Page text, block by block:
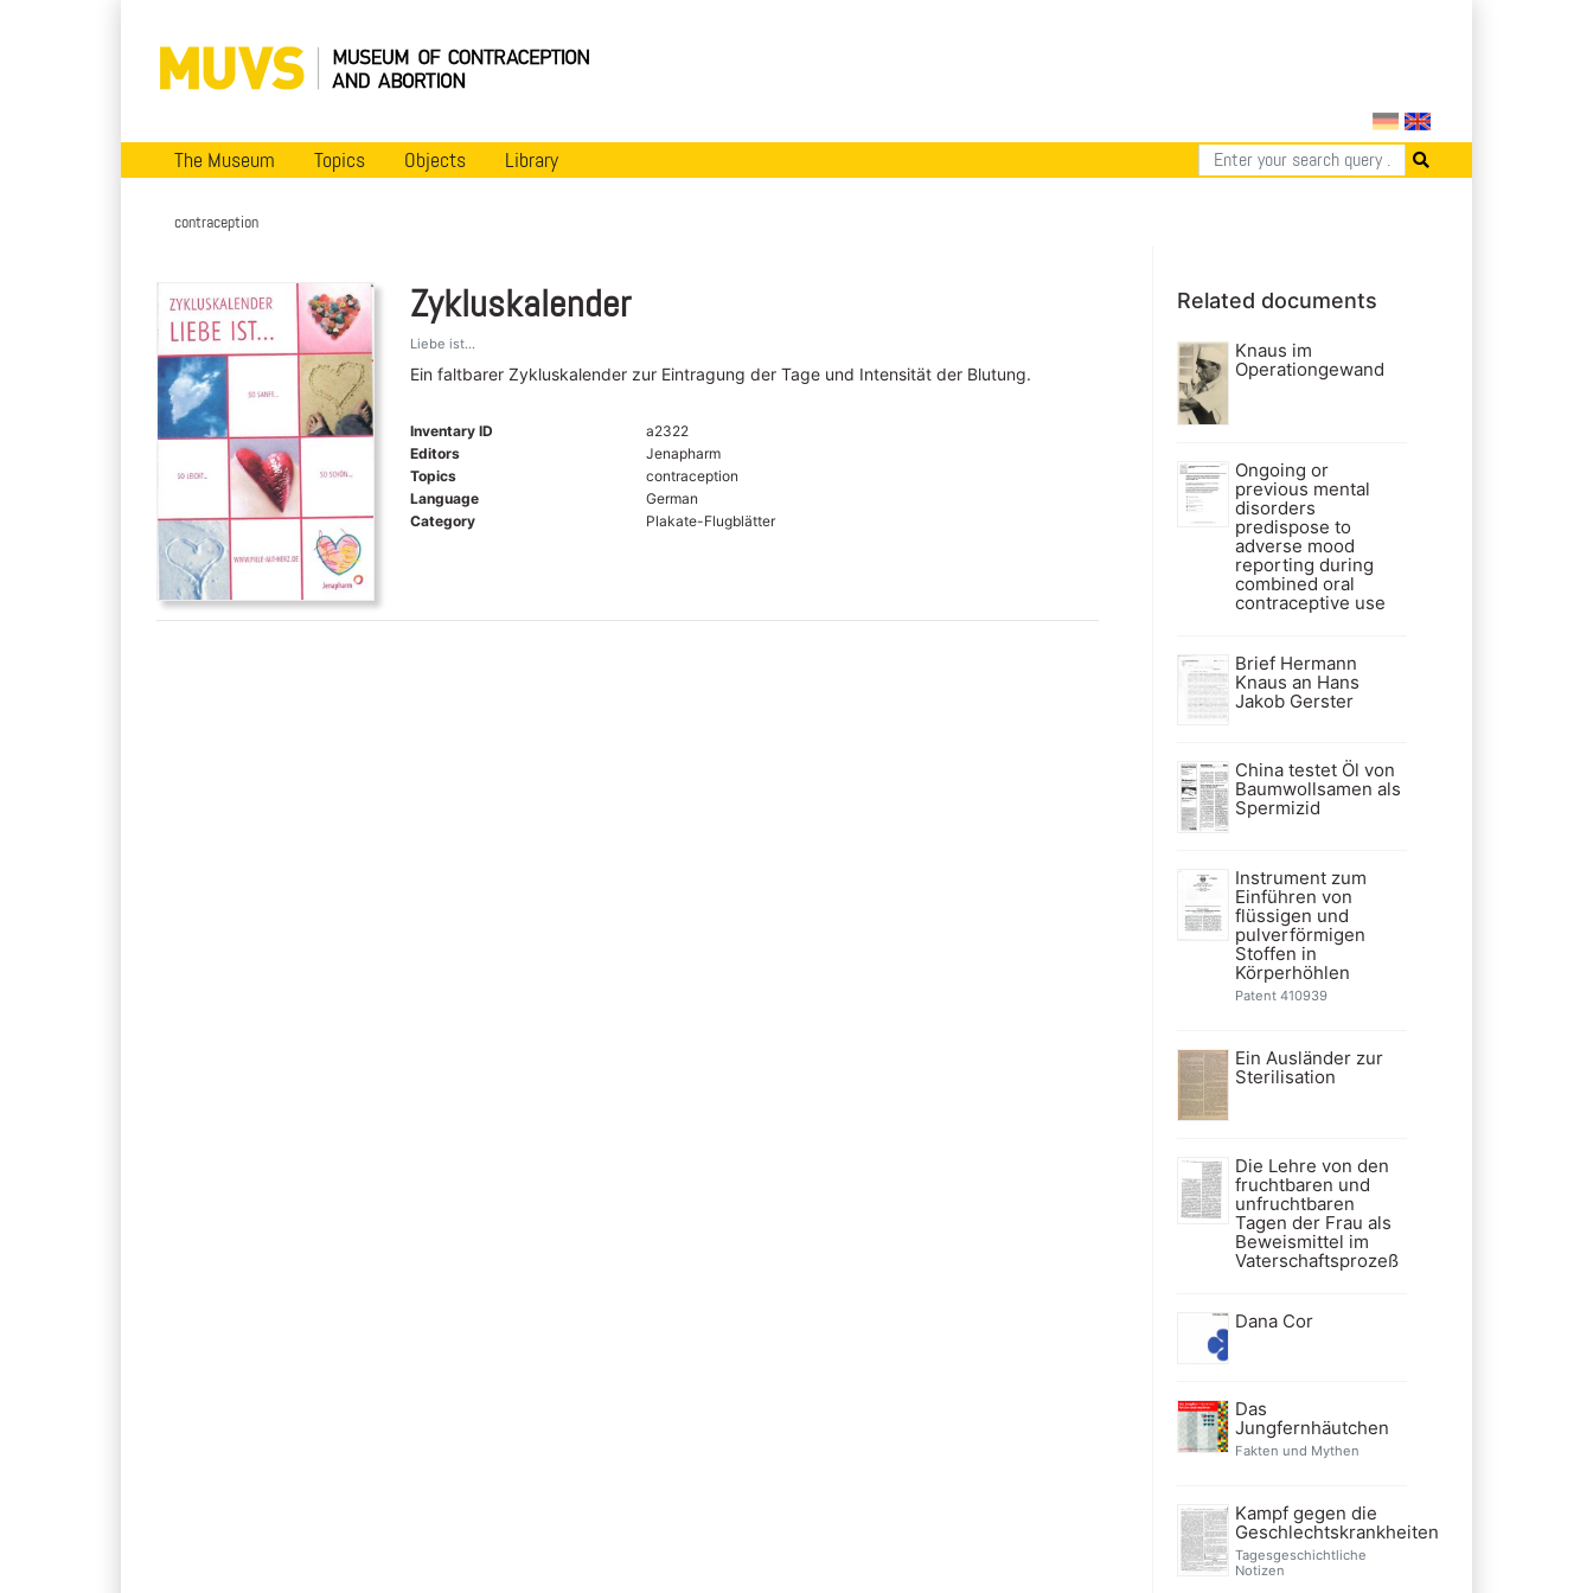
The Museum Topics Objects Library
contraception
Zykluskalender
Liebe ist...
Ein faltbarer Zykluskalender zur Eintragung der Tage und Intensität der Blutung.
Inventary ID
a2322
Editors
Jenapharm
Topics
contraception
Language
German
Category
Plakate-Flugblätter
Related documents
Knaus im
Operationgewand
Ongoing or
previous mental
disorders
predispose to
adverse mood
reporting during
combined oral
contraceptive use
Brief Hermann
Knaus an Hans
Jakob Gerster
China testet Öl von
Baumwollsamen als
Spermizid
Instrument zum
Einführen von
flüssigen und
pulverförmigen
Stoffen in
Körperhöhlen
Patent 410939
Ein Ausländer zur
Sterilisation
Die Lehre von den
fruchtbaren und
unfruchtbaren
Tagen der Frau als
Beweismittel im
Vaterschaftsprozeß
Dana Cor
Das
Jungfernhäutchen
Fakten und Mythen
Kampf gegen die
Geschlechtskrankheiten
Tagesgeschichtliche
Notizen